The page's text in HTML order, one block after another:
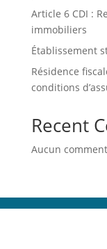
Article 6 CDI :
immobiliers
Établissement
Résidence
conditions
Recent
Aucun